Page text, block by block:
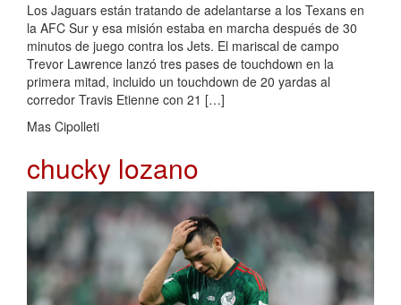
Los Jaguars están tratando de adelantarse a los Texans en
la AFC Sur y esa misión estaba en marcha después de 30
minutos de juego contra los Jets. El mariscal de campo
Trevor Lawrence lanzó tres pases de touchdown en la
primera mitad, incluido un touchdown de 20 yardas al
corredor Travis Etienne con 21 […]
Mas Cipolleti
chucky lozano